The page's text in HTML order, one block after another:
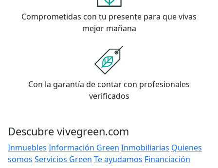
Comprometidas con tu presente para que vivas
mejor mañana
Con la garantía de contar con profesionales
verificados
Descubre vivegreen.com
Inmuebles Información Green Inmobiliarias Quienes
somos Servicios Green Te ayudamos Financiación